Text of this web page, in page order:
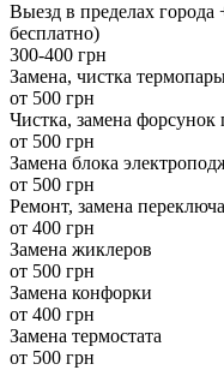
Выезд в пределах города
бесплатно)
300-400 грн
Замена, чистка
от 500 грн
Чистка, замена форсунок
от 500 грн
Замена блока
от 500 грн
Ремонт, замена
от 400 грн
Замена жиклеров
от 500 грн
Замена конфорки
от 400 грн
Замена термостата
от 500 грн